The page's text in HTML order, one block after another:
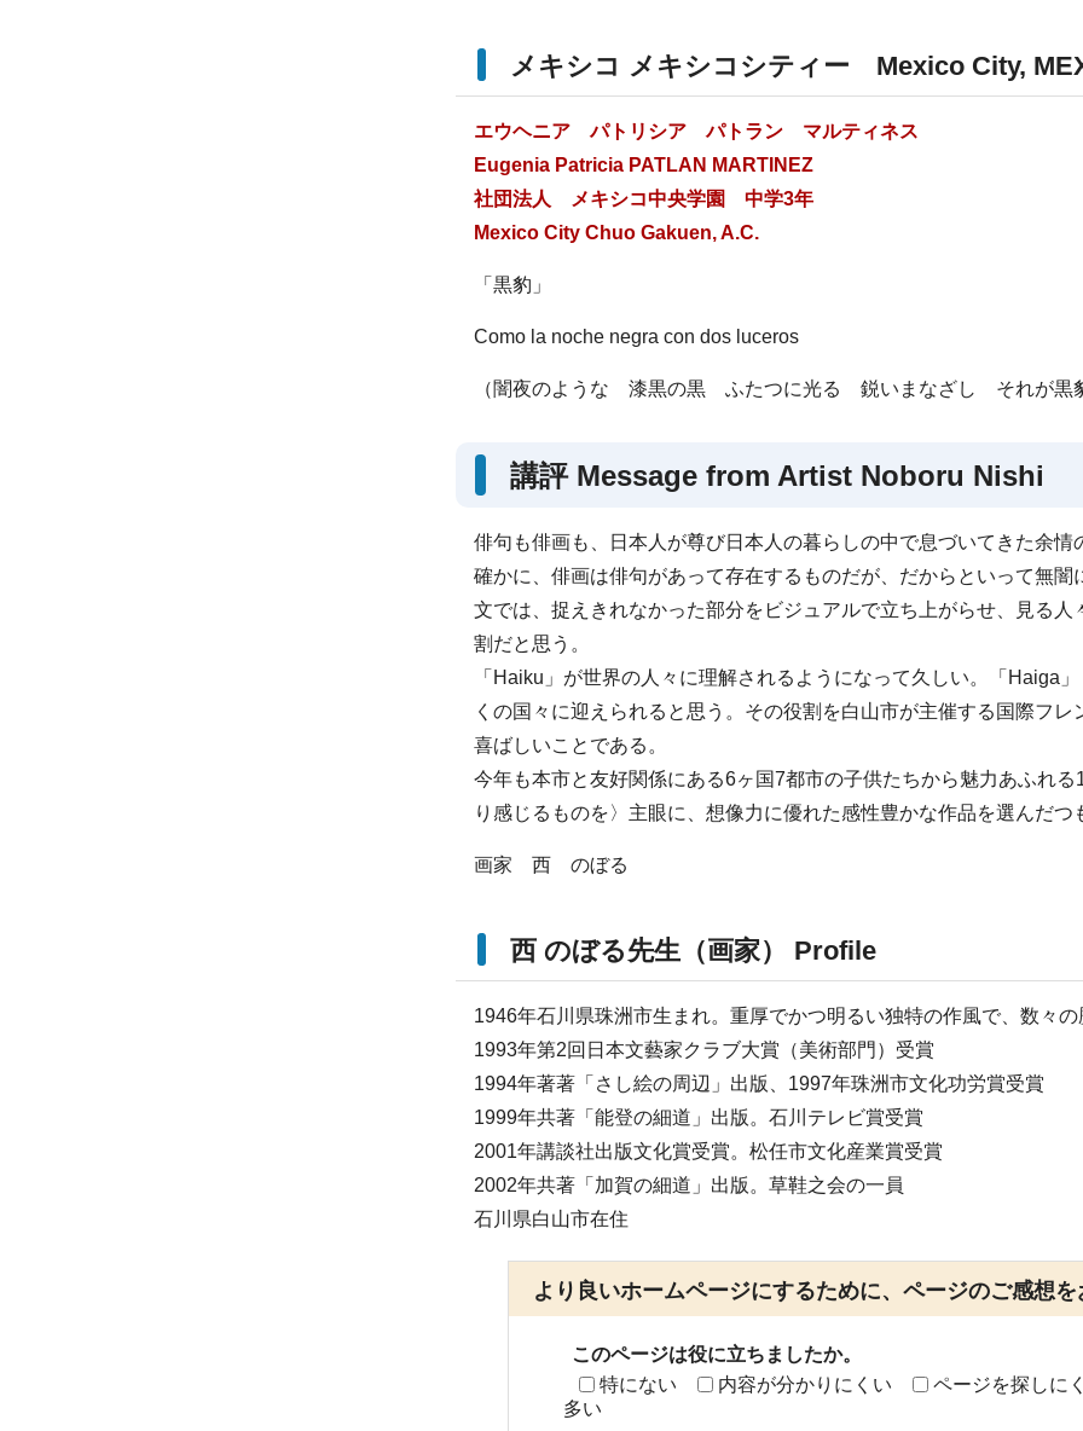
メキシコ メキシコシティー Mexico City,
エウヘニア パトリシア パトラン マルティネス
Eugenia Patricia PATLAN MARTINEZ
社団法人 メキシコ中央学園 中学3年
Mexico City Chuo Gakuen, A.C.
「黒豹」
Como la noche negra con dos luceros
（闇夜のような 漆黒の黒 ふたつに光る 鋭いまなざし それが黒
講評 Message from Artist Noboru Nishi
俳句も俳画も、日本人が尊び日本人の暮らしの中で息づいてきた余
確かに、俳画は俳句があって存在するものだが、だからといって無
文では、捉えきれなかった部分をビジュアルで立ち上がらせ、見る
割だと思う。
「 Haiku 」が世界の人々に理解されるようになって久しい。「 Haiga
くの国々に迎えられると思う。その役割を白山市が主催する国際フ
喜ばしいことである。
今年も本市と友好関係にある6ヶ国7都市の子供たちから魅力あふれ
り感じるものを〉主眼に、想像力に優れた感性豊かな作品を選んだつ
画家 西 のぼる
西 のぼる先生（画家） Profile
1946年石川県珠洲市生まれ。重厚でかつ明るい独特の作風で、数々
1993年第2回日本文藝家クラブ大賞（美術部門）受賞
1994年著著「さし絵の周辺」出版、1997年珠洲市文化功労賞受賞
1999年共著「能登の細道」出版。石川テレビ賞受賞
2001年講談社出版文化賞受賞。松任市文化産業賞受賞
2002年共著「加賀の細道」出版。草鞋之会の一員
石川県白山市在住
より良いホームページにするために、ページのご感想
このページは役に立ちましたか。
特にない
内容が分かりにくい
ページを探しに
多い